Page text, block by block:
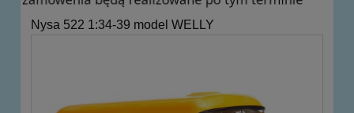
Nysa 522 1:34-39 model WELLY